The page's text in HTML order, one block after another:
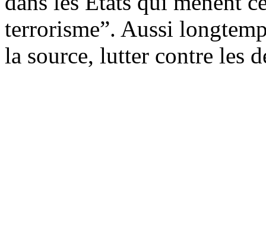
terrorisme”. Aussi
la source, lutter contre les